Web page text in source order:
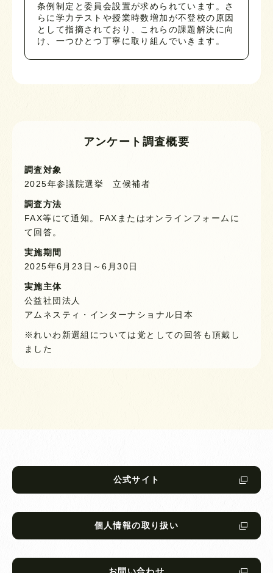
条例制定と委員会設置が求められています。さ
らに学力テストや授業時数増加が不登校の原因
として指摘されており、これらの課題解決に向
け、一つひとつ丁寧に取り組んでいきます。
アンケート調査概要
調査対象
2025年参議院選挙 立候補者
調査方法
FAX等にて通知。FAXまたはオンラインフォームに
て回答。
実施期間
2025年6月23日～6月30日
実施主体
公益社団法人
アムネスティ・インターナショナル日本
※れいわ新選組については党としての回答も頂戴し
ました
公式サイト
個人情報の取り扱い